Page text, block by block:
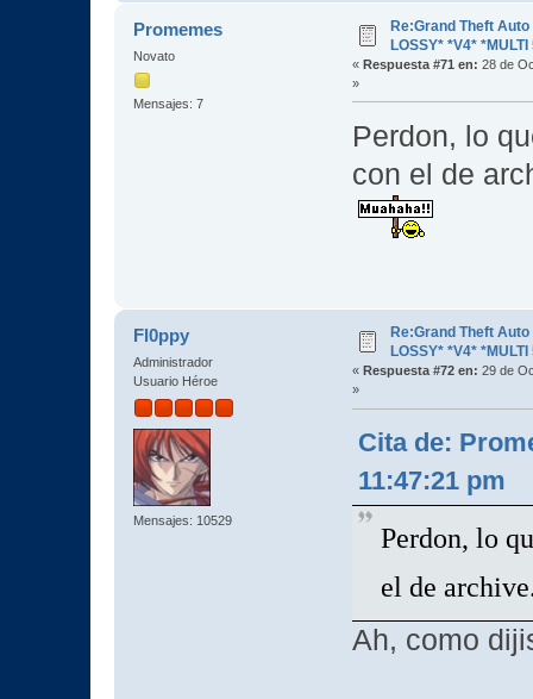
Promemes
Novato
Mensajes: 7
Re:Grand Theft
LOSSY* *V4*
« Respuesta #71 en: 28 de
»
Perdon, lo
con el de
Fl0ppy
Administrador
Usuario Héroe
Mensajes: 10529
Re:Grand Theft
LOSSY* *V4*
« Respuesta #72 en: 29 de
»
Cita de:
11:47:21 pm
Perdon, lo
el de
Ah, como